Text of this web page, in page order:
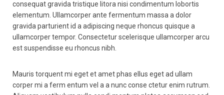
consequat gravida tristique litora nisi condimentum lobortis
elementum. Ullamcorper ante fermentum massa a dolor
gravida parturient id a adipiscing neque rhoncus quisque a
ullamcorper tempor. Consectetur scelerisque ullamcorper arcu
est suspendisse eu rhoncus nibh.
Mauris torquent mi eget et amet phas ellus eget ad ullam
corper mi a ferm entum vel a a nunc conse ctetur enim rutrum.